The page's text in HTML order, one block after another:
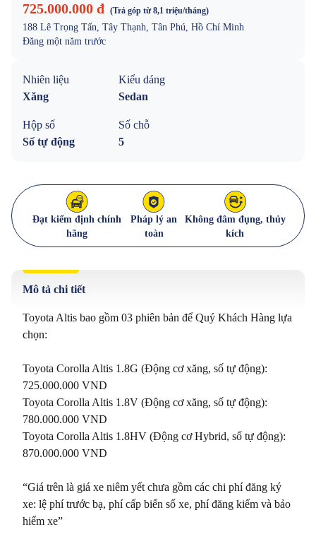
725.000.000 đ (Trả góp từ8,1 triệu/tháng)
188 Lê Trọng Tấn, Tây Thạnh, Tân Phú, Hồ Chí Minh
Đăng một năm trước
Nhiên liệu
Xăng
Kiểu dáng
Sedan
Hộp số
Số tự động
Số chỗ
5
Đạt kiểm định chính
hãng
Pháp lý an
toàn
Không đâm đụng, thủy
kích
Mô tả chi tiết
Toyota Altis bao gồm 03 phiên bản để Quý Khách Hàng lựa
chọn:
Toyota Corolla Altis 1.8G (Động cơ xăng, số tự động):
725.000.000 VND
Toyota Corolla Altis 1.8V (Động cơ xăng, số tự động):
780.000.000 VND
Toyota Corolla Altis 1.8HV (Động cơ Hybrid, số tự động):
870.000.000 VND
“Giá trên là giá xe niêm yết chưa gồm các chi phí đăng ký
xe: lệ phí trước bạ, phí cấp biển số xe, phí đăng kiểm và bảo
hiểm xe”